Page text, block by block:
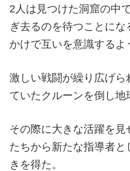
2人は見つけた洞窟の中
ぎ去るのを待つことに
かけで互いを意識するよ
激しい戦闘が繰り広げら
ていたクルーンを倒し地
その際に大きな活躍を見
たちから新たな指導者
きを得た。